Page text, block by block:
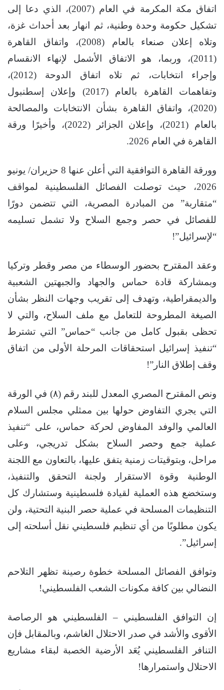
اتفاق مكة المكرمة في العام (2007)، الذي دعا إلى
تشكيل حكومة وحدة وطنية، ثم انهار بعد أحداث غزة،
وتلاه إعلان صنعاء بالعام (2008)، واتفاق القاهرة
(2011)، وربما، هو الاتفاق الأشمل لإنهاء الانقسام
وإجراء انتخابات، ثم تلاه اتفاق الدوحة (2012)،
وتفاهمات القاهرة بالعام (2017) وإعلان إسطنبول
(2020)، واتفاق القاهرة بشأن الانتخابات والمصالحة
بالعام (2021)، وإعلان الجزائر (2022)، وأخيرًا ورقة
القاهرة في العام 2026.
وورقة القاهرة التوافقية التي أعلن عنها 8 حزيران/ يونيو
2026، حيث توصلت الفصائل الفلسطينية لمواقف
“متقاربة” من المبادرة المصرية، التي تتضمن دورًا
للفصائل في حصر وجمع السلاح ولا تشمل تسليمه
“لإسرائيل”!
وعقد المقترح بحضور الوسطاء من مصر وقطر وتركيا
وبمشاركة قادة حماس والجهاد والجبهتين الشعبية
والديمقراطية، وتهدف إلى تقريب وجهات النظر بشأن
الصيغة المطروحة للتعامل مع ملف السلاح، والتي لا
تحظى بقبول كامل من جانب “حماس” التي تشترط
“تنفيذ إسرائيل استحقاقات المرحلة الأولى من اتفاق
وقف إطلاق النار”!
ونص المقترح المصري المعدل للبند رقم (٨) في الورقة
التي يجري التفاوض حولها بين ممثلي مجلس السلام
العالمي والوفد المفاوض لحركة حماس، على “تنفيذ
عملية جمع وحصر السلاح بشكل تدريجي، وعلى
مراحل، وبتوقيتات زمنية يتفق عليها، بالتعاون مع اللجنة
الوطنية وقوة الاستقرار ولجنة التحقق والتنفيذ،
وستخضع هذه العملية لقيادة فلسطينية وستشارك كل
التنظيمات المسلحة في عملية حصر البنية التحتية، ولن
يكون مطلوبًا من أي تنظيم فلسطيني نقل أسلحته إلى
إسرائيل”.
وتوافق الفصائل المسلحة خطوة رصينة تظهر التلاحم
النضالي بين كافة مكونات الشعب الفلسطيني!
إن التوافق الفلسطيني – الفلسطيني هو الرصاصة
الأقوى والأشد في صدر الاحتلال الغاشم، وبالمقابل فإن
التنافر الفلسطيني يُعَد الأرضية الخصبة لبقاء مشاريع
الاحتلال واستمرارها!